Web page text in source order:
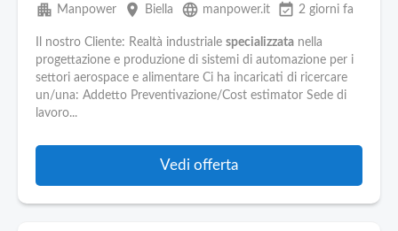
apartment Manpower place Biella language manpower.it event_available 2 giorni fa
Il nostro Cliente: Realtà industriale specializzata nella
progettazione e produzione di sistemi di automazione per i
settori aerospace e alimentare Ci ha incaricati di ricercare
un/una: Addetto Preventivazione/Cost estimator Sede di
lavoro...
Vedi offerta